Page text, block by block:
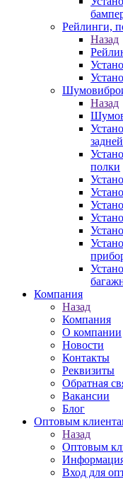
Рейлинги,
Назад
Назад
полки
Компания
Назад
Компания
О компании
Новости
Контакты
Реквизиты
Обратная
Вакансии
Блог
Оптовым
Назад
Оптовым
Вход для